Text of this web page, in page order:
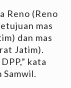
Reno (Reno
mas
dan mas
Jatim).
kata